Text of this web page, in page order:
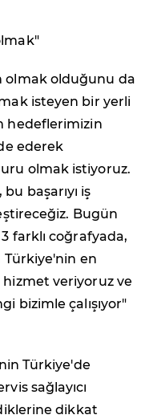
olmak olduğunu da
isteyen bir yerli
hedeflerimizin
ederek
olmak istiyoruz.
başarıyı iş
Bugün
farklı coğrafyada,
Türkiye'nin en
veriyoruz ve
bizimle çalışıyor"
Türkiye'de
sağlayıcı
dikkat